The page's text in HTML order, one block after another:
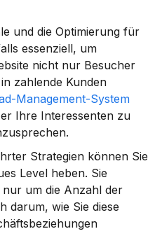
und die Optimierung für
essenziell, um
nicht nur Besucher
zahlende Kunden
Management-System
Ihre Interessenten zu
Strategien können Sie
Level heben. Sie
um die Anzahl der
darum, wie Sie diese